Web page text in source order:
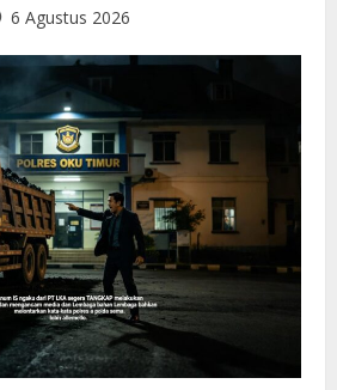
6 Agustus 2026